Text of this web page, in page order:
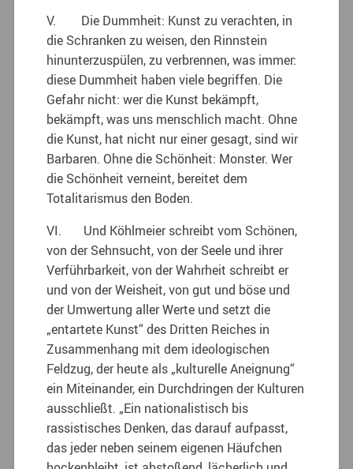
V. Die Dummheit: Kunst zu verachten, in
die Schranken zu weisen, den Rinnstein
hinunterzuspülen, zu verbrennen, was immer:
diese Dummheit haben viele begriffen. Die
Gefahr nicht: wer die Kunst bekämpft,
bekämpft, was uns menschlich macht. Ohne
die Kunst, hat nicht nur einer gesagt, sind wir
Barbaren. Ohne die Schönheit: Monster. Wer
die Schönheit verneint, bereitet dem
Totalitarismus den Boden.
VI. Und Köhlmeier schreibt vom Schönen,
von der Sehnsucht, von der Seele und ihrer
Verführbarkeit, von der Wahrheit schreibt er
und von der Weisheit, von gut und böse und
der Umwertung aller Werte und setzt die
„entartete Kunst“ des Dritten Reiches in
Zusammenhang mit dem ideologischen
Feldzug, der heute als „kulturelle Aneignung“
ein Miteinander, ein Durchdringen der Kulturen
ausschließt. „Ein nationalistisch bis
rassistisches Denken, das darauf aufpasst,
das jeder neben seinem eigenen Häufchen